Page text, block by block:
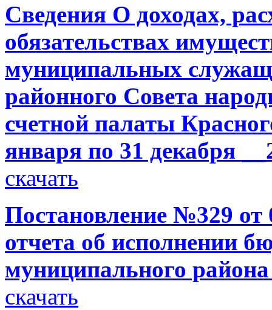
Сведения О доходах,
обязательствах
муниципальных
районного Совета
счетной палаты
января по 31 декабря
скачать
Постановление №329 от
отчета об исполнении
муниципального района
скачать